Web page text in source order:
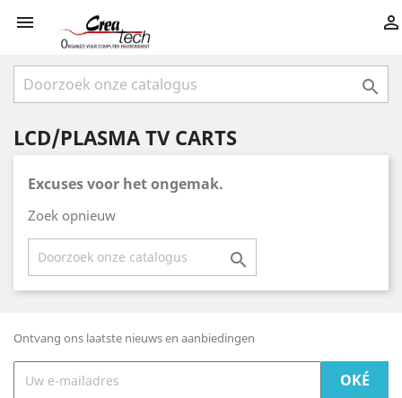
 

LCD/PLASMA TV CARTS
Excuses voor het ongemak.
Zoek opnieuw

Ontvang ons laatste nieuws en aanbiedingen